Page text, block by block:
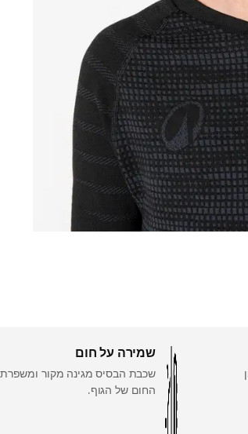
שמירה על חום
שכבת הבסיס מגינה מקור
החום של הגוף.